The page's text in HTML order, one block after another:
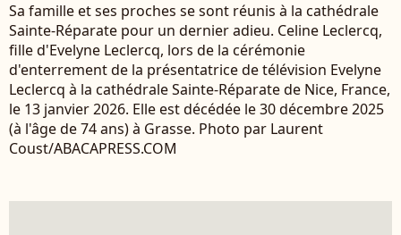
Sa famille et ses proches se sont réunis à la cathédrale
Sainte-Réparate pour un dernier adieu. Celine Leclercq,
fille d'Evelyne Leclercq, lors de la cérémonie
d'enterrement de la présentatrice de télévision Evelyne
Leclercq à la cathédrale Sainte-Réparate de Nice, France,
le 13 janvier 2026. Elle est décédée le 30 décembre 2025
(à l'âge de 74 ans) à Grasse. Photo par Laurent
Coust/ABACAPRESS.COM